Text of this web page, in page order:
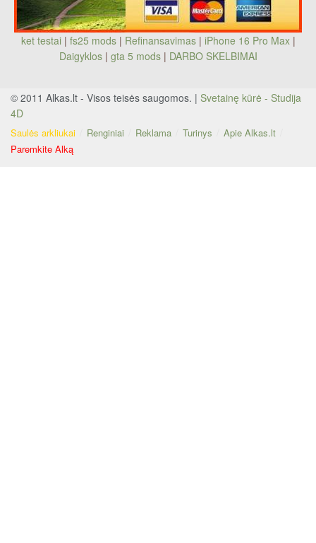
ket testai | fs25 mods| Refinansavimas| iPhone 16 Pro Max|
Daigyklos| gta 5 mods | DARBO SKELBIMAI
© 2011 Alkas.lt - Visos teisės saugomos. | Svetainę kūrė - Studija
4D
Saulės arkliukai Renginiai Reklama Turinys
Apie Alkas.lt
Paremkite Alką